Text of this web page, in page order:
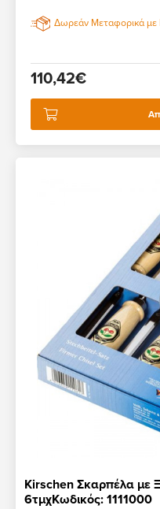
Δωρεάν Μεταφορικά με
110,42€
Kirschen Σκαρπέλα με
6τμχΚωδικός: 1111000